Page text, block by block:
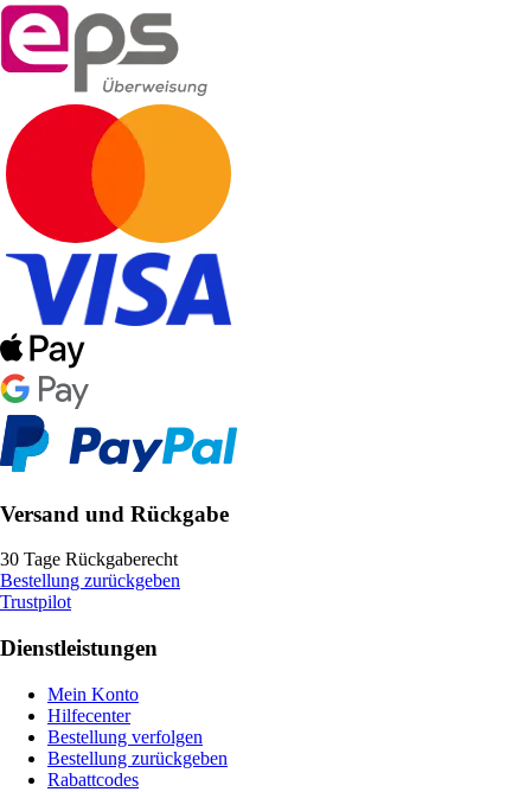
Versand und Rückgabe
30 Tage Rückgaberecht
Bestellung zurückgeben
Trustpilot
Dienstleistungen
Mein Konto
Hilfecenter
Bestellung verfolgen
Bestellung zurückgeben
Rabattcodes